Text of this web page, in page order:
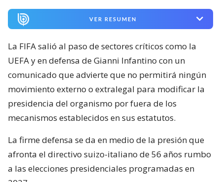
VER RESUMEN
La FIFA salió al paso de sectores críticos como la
UEFA y en defensa de Gianni Infantino con un
comunicado que advierte que no permitirá ningún
movimiento externo o extralegal para modificar la
presidencia del organismo por fuera de los
mecanismos establecidos en sus estatutos.
La firme defensa se da en medio de la presión que
afronta el directivo suizo-italiano de 56 años rumbo
a las elecciones presidenciales programadas en